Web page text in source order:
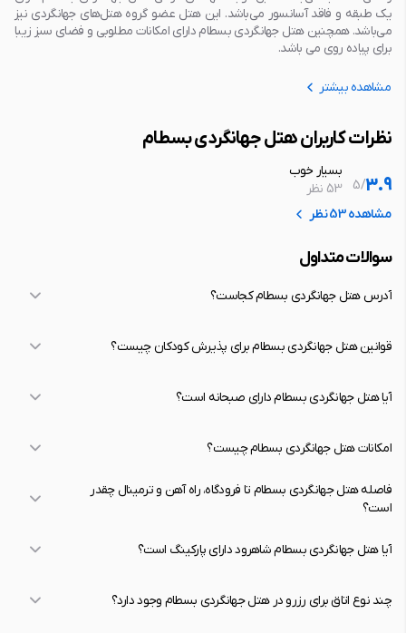
یک طبقه و فاقد آسانسور می‌باشد. این هتل عضو گروه هتل‌های جهانگردی نیز
می‌باشد. همچنین هتل جهانگردی بسطام دارای امکانات مطلوبی و فضای سبز زیبا
برای پیاده روی می باشد.
مشاهده بیشتر
نظرات کاربران هتل جهانگردی بسطام
3.9
/
5
بسیار خوب
53 نظر
مشاهده 53 نظر
سوالات متداول
آدرس هتل جهانگردی بسطام کجاست؟
قوانین هتل جهانگردی بسطام برای پذیرش کودکان چیست؟
آیا هتل جهانگردی بسطام دارای صبحانه است؟
امکانات هتل جهانگردی بسطام چیست؟
فاصله هتل جهانگردی بسطام تا فرودگاه، راه آهن و ترمینال چقدر
است؟
آیا هتل جهانگردی بسطام شاهرود دارای پارکینگ است؟
چند نوع اتاق برای رزرو در هتل جهانگردی بسطام وجود دارد؟